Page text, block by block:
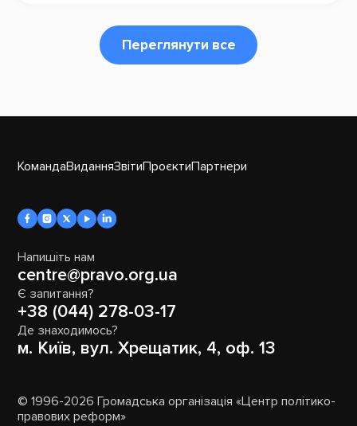
Переглянути все
КомандаВиданняЗвітиПроєктиПартнери
Напишіть нам
centre@pravo.org.ua
Є запитання?
+38 (044) 278-03-17
Де знаходимось?
м. Київ, вул. Хрещатик, 4, оф. 13
© 1996-2026 Громадська організація «Центр політико-
правових реформ»